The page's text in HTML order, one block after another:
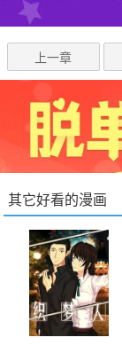
上一章
其它好看的漫画